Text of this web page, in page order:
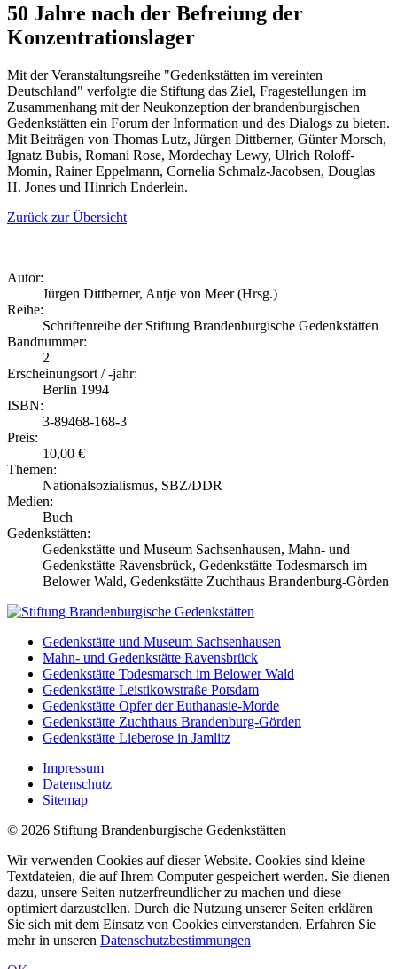
50 Jahre nach der Befreiung der
Konzentrationslager
Mit der Veranstaltungsreihe "Gedenkstätten im vereinten
Deutschland" verfolgte die Stiftung das Ziel, Fragestellungen im
Zusammenhang mit der Neukonzeption der brandenburgischen
Gedenkstätten ein Forum der Information und des Dialogs zu bieten.
Mit Beiträgen von Thomas Lutz, Jürgen Dittberner, Günter Morsch,
Ignatz Bubis, Romani Rose, Mordechay Lewy, Ulrich Roloff-
Momin, Rainer Eppelmann, Cornelia Schmalz-Jacobsen, Douglas
H. Jones und Hinrich Enderlein.
Zurück zur Übersicht
Autor:
Jürgen Dittberner, Antje von Meer (Hrsg.)
Reihe:
Schriftenreihe der Stiftung Brandenburgische Gedenkstätten
Bandnummer:
2
Erscheinungsort / -jahr:
Berlin 1994
ISBN:
3-89468-168-3
Preis:
10,00 €
Themen:
Nationalsozialismus, SBZ/DDR
Medien:
Buch
Gedenkstätten:
Gedenkstätte und Museum Sachsenhausen, Mahn- und
Gedenkstätte Ravensbrück, Gedenkstätte Todesmarsch im
Belower Wald, Gedenkstätte Zuchthaus Brandenburg-Görden
Gedenkstätte und Museum Sachsenhausen
Mahn- und Gedenkstätte Ravensbrück
Gedenkstätte Todesmarsch im Belower Wald
Gedenkstätte Leistikowstraße Potsdam
Gedenkstätte Opfer der Euthanasie-Morde
Gedenkstätte Zuchthaus Brandenburg-Görden
Gedenkstätte Lieberose in Jamlitz
Impressum
Datenschutz
Sitemap
© 2026 Stiftung Brandenburgische Gedenkstätten
Wir verwenden Cookies auf dieser Website. Cookies sind kleine
Textdateien, die auf Ihrem Computer gespeichert werden. Sie dienen
dazu, unsere Seiten nutzerfreundlicher zu machen und diese
optimiert darzustellen. Durch die Nutzung unserer Seiten erklären
Sie sich mit dem Einsatz von Cookies einverstanden. Erfahren Sie
mehr in unseren Datenschutzbestimmungen